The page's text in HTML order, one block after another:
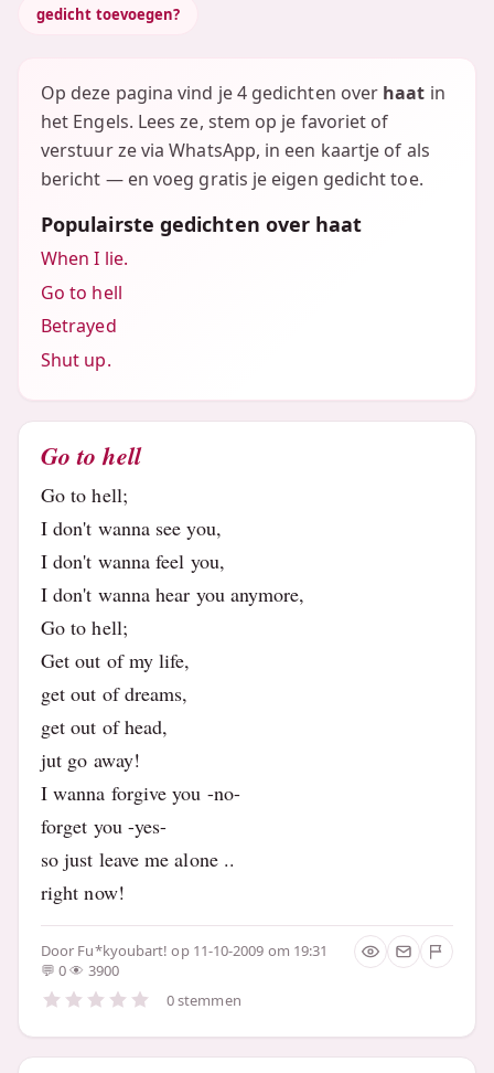
gedicht toevoegen?
Op deze pagina vind je 4 gedichten over haat in
het Engels. Lees ze, stem op je favoriet of
verstuur ze via WhatsApp, in een kaartje of als
bericht — en voeg gratis je eigen gedicht toe.
Populairste gedichten over haat
When I lie.
Go to hell
Betrayed
Shut up.
Go to hell
Go to hell;
I don't wanna see you,
I don't wanna feel you,
I don't wanna hear you anymore,
Go to hell;
Get out of my life,
get out of dreams,
get out of head,
jut go away!
I wanna forgive you -no-
forget you -yes-
so just leave me alone ..
right now!
Door Fu*kyoubart! op 11-10-2009 om 19:31
0
3900
0 stemmen